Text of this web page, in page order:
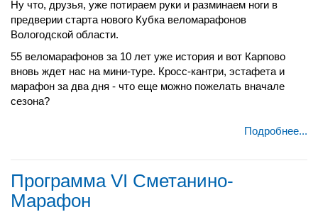
Ну что, друзья, уже потираем руки и разминаем ноги в
предверии старта нового Кубка веломарафонов
Вологодской области.
55 веломарафонов за 10 лет уже история и вот Карпово
вновь ждет нас на мини-туре. Кросс-кантри, эстафета и
марафон за два дня - что еще можно пожелать вначале
сезона?
Подробнее...
Программа VI Сметанино-
Марафон